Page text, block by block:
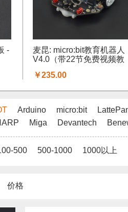
-
麦昆: micro:bit教育机器人
V4.0（带22节免费视频教
￥235.00
Arduino micro:bit
Miga Devantech
500 500-1000 1000以上
价格